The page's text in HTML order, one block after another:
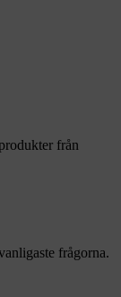
från
frågorna.